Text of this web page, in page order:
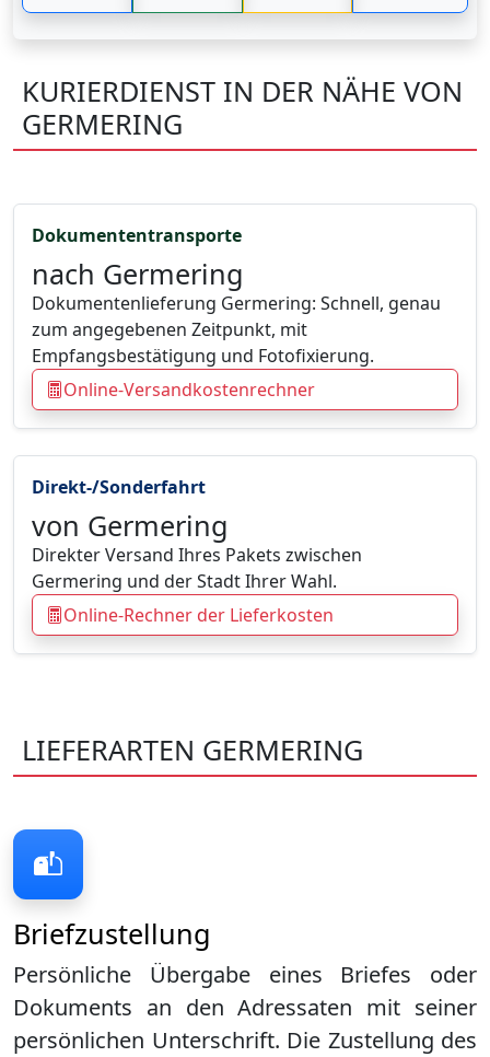
KURIERDIENST IN DER NÄHE VON
GERMERING
Direkt-/Sonderfahrt
von Germering
Direkter Versand Ihres Pakets zwischen
Germering und der Stadt Ihrer Wahl.
Online-Rechner der Lieferkosten
Dokumententransporte
nach Germering
Dokumentenlieferung Germering: Schnell, genau
zum angegebenen Zeitpunkt, mit
Empfangsbestätigung und Fotofixierung.
Online-Versandkostenrechner
LIEFERARTEN GERMERING
Briefzustellung
Persönliche Übergabe eines Briefes oder
Dokuments an den Adressaten mit seiner
persönlichen Unterschrift. Die Zustellung des